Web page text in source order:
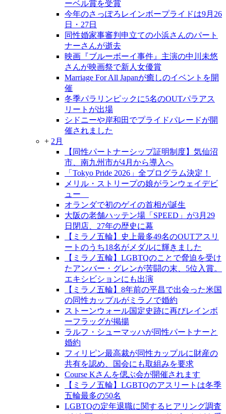
ーベル賞を受賞
今年のさっぽろレインボープライドは9月26
日・27日
同性婚家事審判申立ての小浜さんのパート
ナーさんが逝去
映画『ブルーボーイ事件』主演の中川未悠
さんが映画祭で新人女優賞
Marriage For All Japanが癒しのイベントを開
催
冬季パラリンピックに5名のOUTパラアス
リートが出場
シドニーや岸和田でプライドパレードが開
催されました
+ 2月
【同性パートナーシップ証明制度】気仙沼
市、南九州市が4月から導入へ
「Tokyo Pride 2026」全プログラム決定！
メリル・ストリープの娘がランウェイデビ
ュー
オランダで初のゲイの首相が誕生
大阪の老舗ハッテン場「SPEED」が3月29
日閉店、27年の歴史に幕
【ミラノ五輪】史上最多49名のOUTアスリ
ートのうち18名がメダルに輝きました
【ミラノ五輪】LGBTQのことで脅迫を受け
たアンバー・グレンが苦闘の末、5位入賞。
エキシビションにも出演
【ミラノ五輪】8年前の平昌で出会った米国
の同性カップルがミラノで婚約
ストーンウォール国定史跡に再びレインボ
ーフラッグが掲揚
ラルフ・シューマッハが同性パートナーと
婚約
フィリピン最高裁が同性カップルに財産の
共有を認め、国会にも取組みを要求
Course Kさんを偲ぶ会が開催されます
【ミラノ五輪】LGBTQのアスリートは冬季
五輪最多の50名
LGBTQの定年退職に関するヒアリング調査